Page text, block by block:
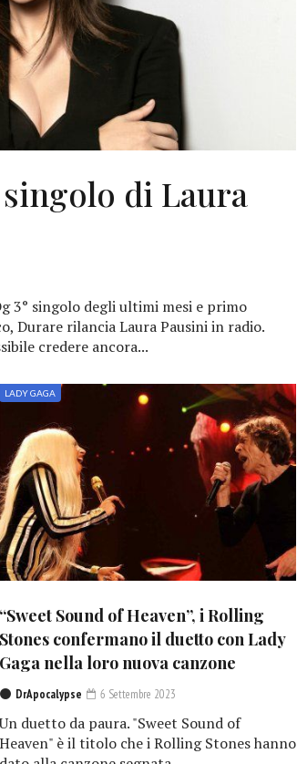
di Laura
3° singolo degli ultimi mesi e primo
Durare rilancia Laura Pausini in radio.
credere ancora...
LADY GAGA
“Sweet Sound of Heaven”, i Rolling
Stones confermano il duetto con Lady
Gaga nella loro nuova canzone
DrApocalypse 6 Settembre 2023
duetto da paura. "Sweet Sound of
Heaven" è il titolo che i Rolling Stones hanno